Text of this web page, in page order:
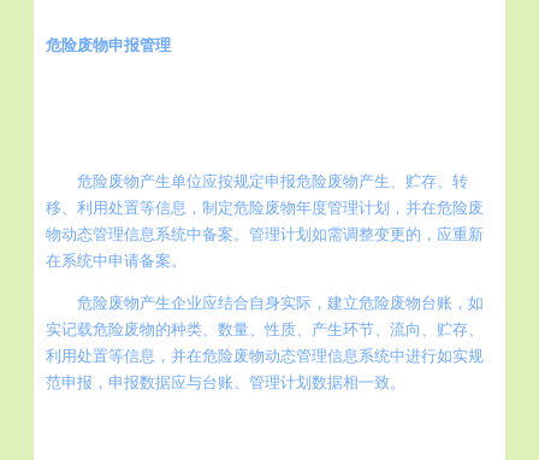
危险废物申报管理
危险废物产生单位应按规定申报危险废物产生、贮存、转
移、利用处置等信息，制定危险废物年度管理计划，并在危险废
物动态管理信息系统中备案。管理计划如需调整变更的，应重新
在系统中申请备案。
危险废物产生企业应结合自身实际，建立危险废物台账，如
实记载危险废物的种类、数量、性质、产生环节、流向、贮存、
利用处置等信息，并在危险废物动态管理信息系统中进行如实规
范申报，申报数据应与台账、管理计划数据相一致。